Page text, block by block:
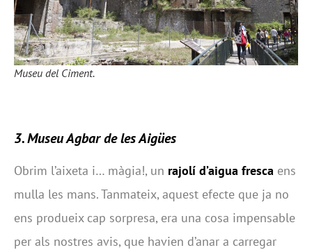
Museu del Ciment.
3. Museu Agbar de les Aigües
Obrim l’aixeta i… màgia!, un rajolí d’aigua fresca ens
mulla les mans. Tanmateix, aquest efecte que ja no
ens produeix cap sorpresa, era una cosa impensable
per als nostres avis, que havien d’anar a carregar